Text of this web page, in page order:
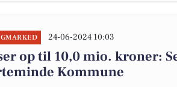
24-06-2024 10:03
op til 10,0 mio. kroner:
Kommune